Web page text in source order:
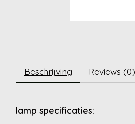
Beschrijving Reviews (0)
lamp specificaties: